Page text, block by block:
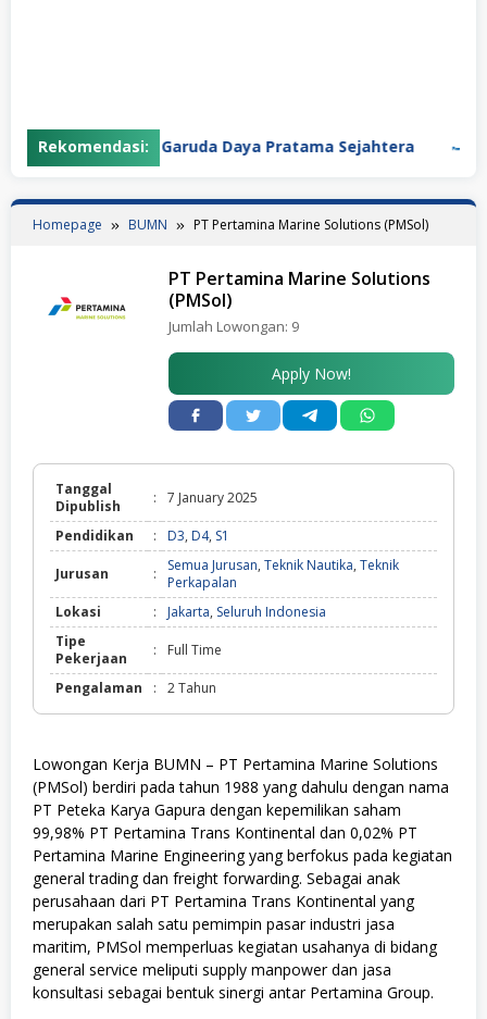
Rekomendasi:PT Garuda Daya Pratama Sejahtera PT
Homepage BUMN PT Pertamina Marine Solutions (PMSol)
PT Pertamina Marine Solutions
(PMSol)
Jumlah Lowongan: 9
Apply Now!
Tanggal
Dipublish
: 7 January 2025
Pendidikan : D3, D4, S1
Jurusan : Semua Jurusan, Teknik Nautika, Teknik
Perkapalan
Lokasi
: Jakarta, Seluruh Indonesia
Tipe
Pekerjaan
: Full Time
Pengalaman : 2 Tahun
Lowongan Kerja BUMN – PT Pertamina Marine Solutions
(PMSol) berdiri pada tahun 1988 yang dahulu dengan nama
PT Peteka Karya Gapura dengan kepemilikan saham
99,98% PT Pertamina Trans Kontinental dan 0,02% PT
Pertamina Marine Engineering yang berfokus pada kegiatan
general trading dan freight forwarding. Sebagai anak
perusahaan dari PT Pertamina Trans Kontinental yang
merupakan salah satu pemimpin pasar industri jasa
maritim, PMSol memperluas kegiatan usahanya di bidang
general service meliputi supply manpower dan jasa
konsultasi sebagai bentuk sinergi antar Pertamina Group.